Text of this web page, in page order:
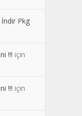
Pkg
!!! için
!!! için